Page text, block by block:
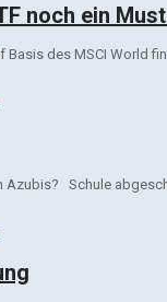
noch ein
des MSCI World
Azubis? Schule